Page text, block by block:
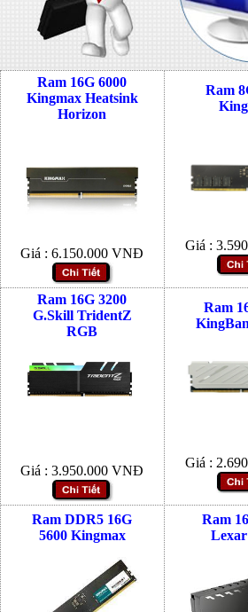
Ram 16G 6000
Kingmax Heatsink
Horizon
Giá :6.150.000 VNĐ
Ram
Giá :
Ram 16G 3200
G.Skill TridentZ
RGB
Giá :3.950.000 VNĐ
Ram
Giá :
Ram DDR5 16G
5600 Kingmax
Ram